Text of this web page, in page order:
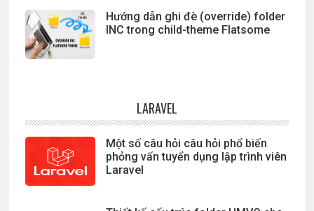
Hướng dẫn ghi đè (override) folder
INC trong child-theme Flatsome
LARAVEL
Một số câu hỏi câu hỏi phổ biến
phỏng vấn tuyển dụng lập trình viên
Laravel